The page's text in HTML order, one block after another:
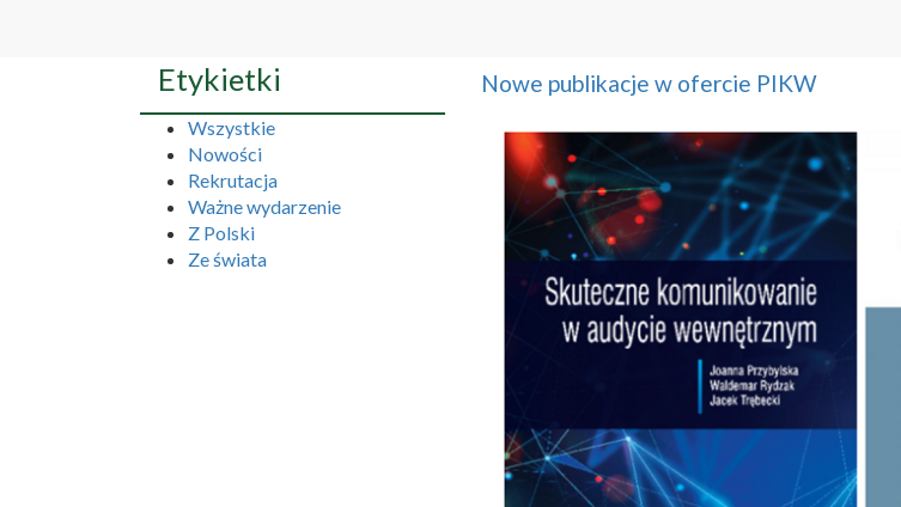
Nowe publikacje w ofercie PIKW
Etykietki
Wszystkie
Nowości
Rekrutacja
Ważne wydarzenie
Z Polski
Ze świata